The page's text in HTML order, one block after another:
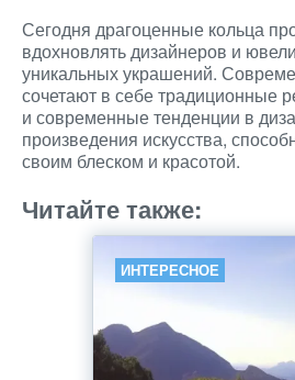
Сегодня драгоценные кольца
вдохновлять дизайнеров и
уникальных украшений.
сочетают в себе традиционные
и современные тенденции в
произведения искусства,
своим блеском и красотой.
Читайте также:
ИНТЕРЕСНОЕ